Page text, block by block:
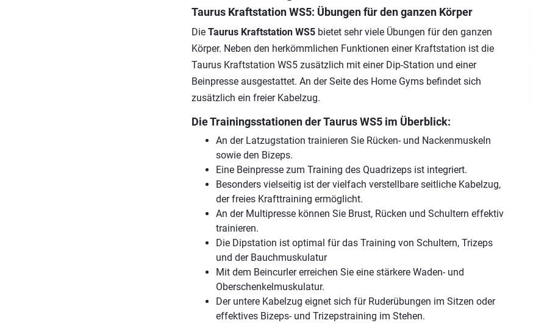
Taurus Kraftstation WS5: Übungen für den ganzen Körper
Die Taurus Kraftstation WS5bietet sehr viele Übungen für den ganzen
Körper. Neben den herkömmlichen Funktionen einer Kraftstation ist die
Taurus Kraftstation WS5 zusätzlich mit einer Dip-Station und einer
Beinpresse ausgestattet. An der Seite des Home Gyms befindet sich
zusätzlich ein freier Kabelzug.
Die Trainingsstationen der Taurus WS5 im Überblick:
An der Latzugstation trainieren Sie Rücken- und Nackenmuskeln
sowie den Bizeps.
Eine Beinpresse zum Training des Quadrizeps ist integriert.
Besonders vielseitig ist der vielfach verstellbare seitliche Kabelzug,
der freies Krafttraining ermöglicht.
An der Multipresse können Sie Brust, Rücken und Schultern effektiv
trainieren.
Die Dipstation ist optimal für das Training von Schultern, Trizeps
und der Bauchmuskulatur
Mit dem Beincurler erreichen Sie eine stärkere Waden- und
Oberschenkelmuskulatur.
Der untere Kabelzug eignet sich für Ruderübungen im Sitzen oder
effektives Bizeps- und Trizepstraining im Stehen.